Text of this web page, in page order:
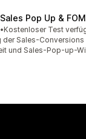
Pop Up &
insgesamt
•Kostenloser Test
der Sales-Conversions
und Sales-Pop-up-